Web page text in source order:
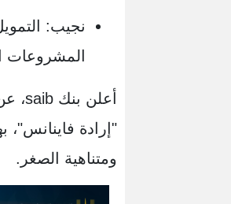
نجيب:
المشروعات
"إرادة
ومتناهية الصغر.